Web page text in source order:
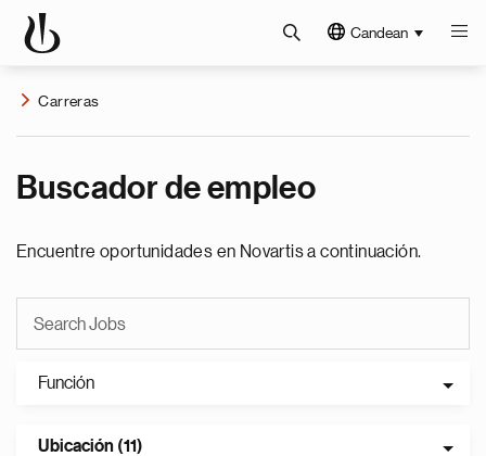
Candean
Carreras
Buscador de empleo
Encuentre oportunidades en Novartis a continuación.
Función
Ubicación (11)